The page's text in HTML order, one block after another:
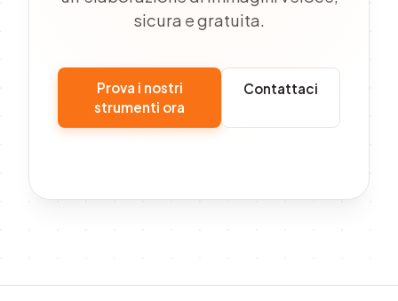
sicura e gratuita.
Prova i nostri
strumenti ora
Contattaci